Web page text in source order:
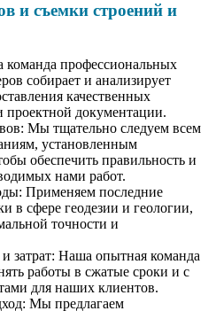
и съемки строений и
профессиональных
собирает и анализирует
качественных
проектной документации.
Мы тщательно следуем всем
установленным
обеспечить правильность и
нами работ.
Применяем последние
в сфере геодезии и геологии,
точности и
затрат: Наша опытная команда
работы в сжатые сроки и с
для наших клиентов.
Мы предлагаем